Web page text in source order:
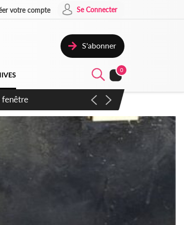
votre compte Se Connecter
S'abonner
0
avec la